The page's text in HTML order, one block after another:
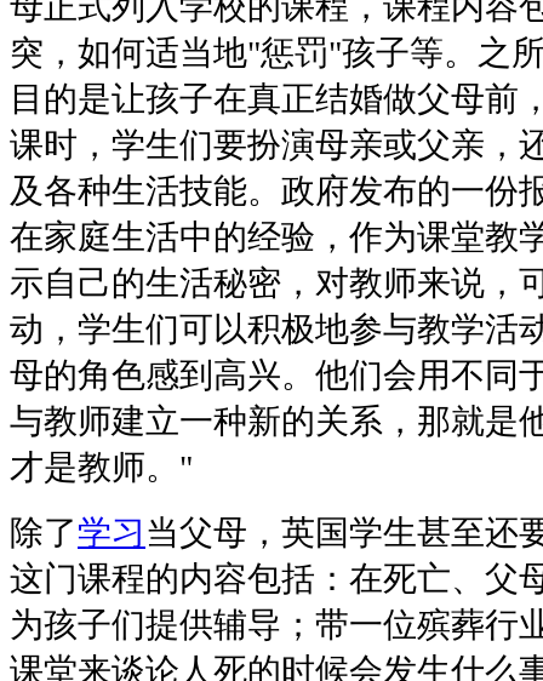
突，如何适当地"惩罚"孩子等。之
目的是让孩子在真正结婚做父母前
课时，学生们要扮演母亲或父亲，
及各种生活技能。政府发布的一份
在家庭生活中的经验，作为课堂教
示自己的生活秘密，对教师来说，
动，学生们可以积极地参与教学活
母的角色感到高兴。他们会用不同
与教师建立一种新的关系，那就是
才是教师。"
除了学习当父母，英国学生甚至还
这门课程的内容包括：在死亡、父
为孩子们提供辅导；带一位殡葬行
课堂来谈论人死的时候会发生什么